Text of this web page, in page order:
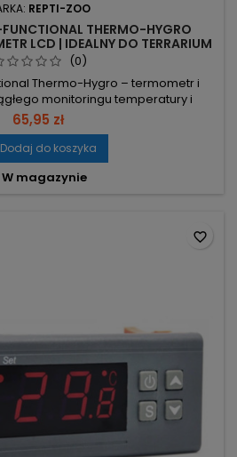
REPTI-ZOO
THERMO-HYGRO
LCD | IDEALNY DO TERRARIUM
(0)
Thermo-Hygro – termometr i
monitoringu temperatury i
+ sondy wewnętrzne, kable
punktach terrarium lub poza nim.
odczyty i aktualne dane. Pamięć
i minimalne wskazania dla sond
i...
65,95 zł
Dodaj do koszyka
W magazynie
favorite_border